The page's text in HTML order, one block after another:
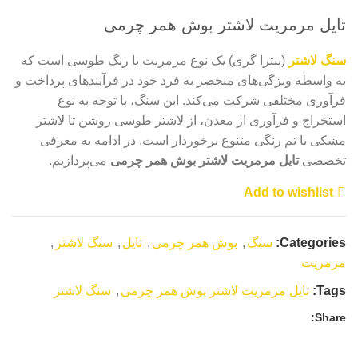
تایل مرمریت لاشتر بوش همر چرمی
سنگ لاشتر (پیترا گری) یک نوع مرمریت با رنگ طوسی است که
به واسطه ویژگی‌های منحصر به فرد خود در فرآیندهای پرداخت و
فرآوری مختلفی شرکت می‌کند. این سنگ، با توجه به نوع
استخراج و فرآوری از معدن، از لاشتر طوسی روشن تا لاشتر
مشکی با تم رنگی متنوع برخوردار است. در ادامه به معرفی
تخصصی تایل مرمریت لاشتر بوش همر چرمی می‌پردازیم.
Add to wishlist
Categories: سنگ , بوش همر چرمی , تایل , سنگ لاشتر ,
مرمریت
Tags: تایل مرمریت لاشتر بوش همر چرمی , سنگ لاشتر
Share: